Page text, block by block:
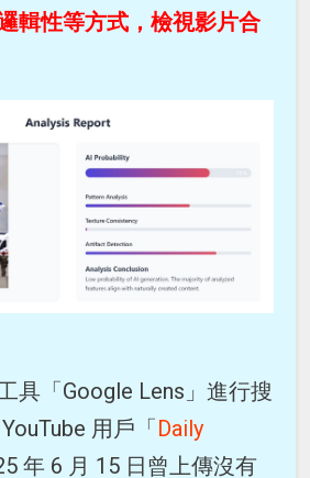
輯性等方式，檢視影片合
具「Google Lens」進行搜
用戶「 Daily
年 6 月 15 日曾上傳沒有